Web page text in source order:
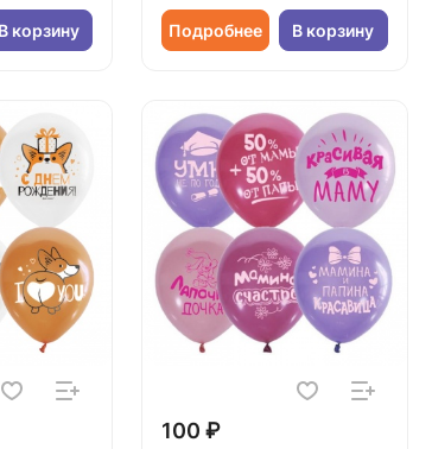
В корзину Подробнее В корзину
100 ₽